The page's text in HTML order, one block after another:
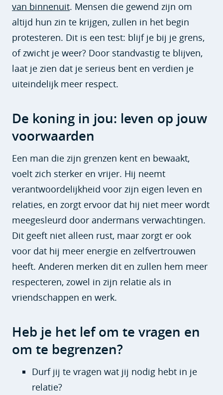
van binnenuit. Mensen die gewend zijn om
altijd hun zin te krijgen, zullen in het begin
protesteren. Dit is een test: blijf je bij je grens,
of zwicht je weer? Door standvastig te blijven,
laat je zien dat je serieus bent en verdien je
uiteindelijk meer respect.
De koning in jou: leven op jouw
voorwaarden
Een man die zijn grenzen kent en bewaakt,
voelt zich sterker en vrijer. Hij neemt
verantwoordelijkheid voor zijn eigen leven en
relaties, en zorgt ervoor dat hij niet meer wordt
meegesleurd door andermans verwachtingen.
Dit geeft niet alleen rust, maar zorgt er ook
voor dat hij meer energie en zelfvertrouwen
heeft. Anderen merken dit en zullen hem meer
respecteren, zowel in zijn relatie als in
vriendschappen en werk.
Heb je het lef om te vragen en
om te begrenzen?
Durf jij te vragen wat jij nodig hebt in je
relatie?